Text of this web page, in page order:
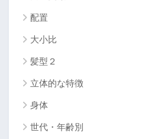
配置
大小比
髪型２
立体的な特徴
身体
世代・年齢別